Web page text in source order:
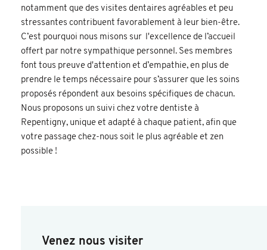
notamment que des visites dentaires agréables et peu
stressantes contribuent favorablement à leur bien-être.
C’est pourquoi nous misons sur l'excellence de l’accueil
offert par notre sympathique personnel. Ses membres
font tous preuve d'attention et d’empathie, en plus de
prendre le temps nécessaire pour s’assurer que les soins
proposés répondent aux besoins spécifiques de chacun.
Nous proposons un suivi chez votre dentiste à
Repentigny, unique et adapté à chaque patient, afin que
votre passage chez-nous soit le plus agréable et zen
possible !
Venez nous visiter